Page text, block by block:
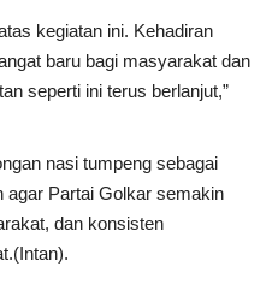
kegiatan ini. Kehadiran
baru bagi masyarakat dan
seperti ini terus berlanjut,”
nasi tumpeng sebagai
agar Partai Golkar semakin
dan konsisten